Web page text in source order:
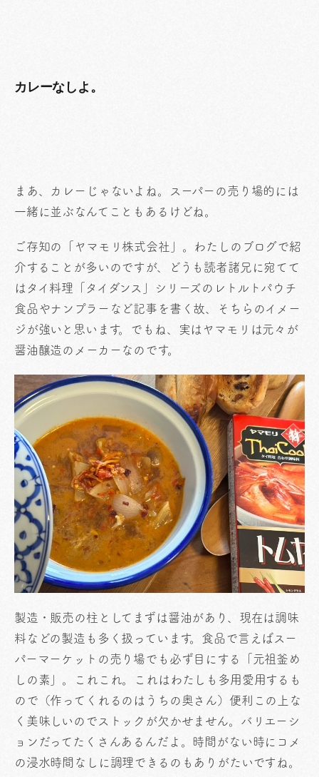
カレーなしよ。
まあ、カレーじゃないよね。スーパーの売り場的には
一緒に並ぶなんてこともあるけどね。
ご存知の「ヤマモリ株式会社」。わたしのブログで紹
介することが多いのですが、どうも読者諸兄に宛てて
はタイ料理「タイダンス」シリーズのレトルトパウチ
食品やナンプラーなど記事を書く故、そちらのイメー
ジが強いと思います。でもね、実はヤマモリは元々が
醤油醸造のメーカーなのです。
製造・販売の柱としてまずは醤油があり、現在は調味
料などの製造も多く扱っています。食品で言えばスー
パーマーケットの売り場でも必ず目にする「元祖釜め
しの素」。これこれ。これはわたしも多用愛用するも
ので（作ってくれるのはうちの奥さん）便利この上な
く美味しいのでストックが欠かせません。バリエーシ
ョンだってたくさんあるんだよ。時間がない時にコメ
の浸水時間なしに調理できるのもありがたいですね。